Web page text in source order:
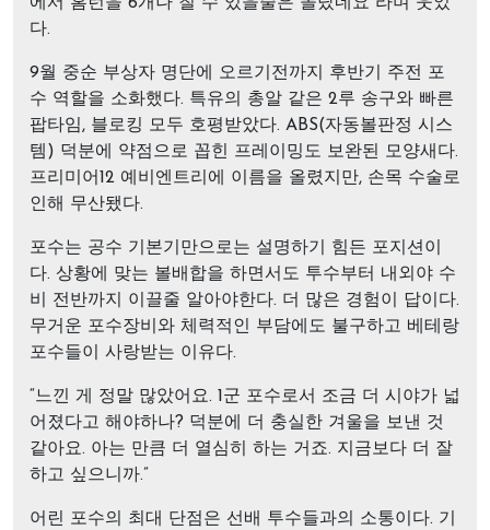
에서 홈런을 6개나 칠 수 있을줄은 몰랐네요”라며 웃었
다.
9월 중순 부상자 명단에 오르기전까지 후반기 주전 포
수 역할을 소화했다. 특유의 총알 같은 2루 송구와 빠른
팝타임, 블로킹 모두 호평받았다. ABS(자동볼판정 시스
템) 덕분에 약점으로 꼽힌 프레이밍도 보완된 모양새다.
프리미어12 예비엔트리에 이름을 올렸지만, 손목 수술로
인해 무산됐다.
포수는 공수 기본기만으로는 설명하기 힘든 포지션이
다. 상황에 맞는 볼배합을 하면서도 투수부터 내외야 수
비 전반까지 이끌줄 알아야한다. 더 많은 경험이 답이다.
무거운 포수장비와 체력적인 부담에도 불구하고 베테랑
포수들이 사랑받는 이유다.
“느낀 게 정말 많았어요. 1군 포수로서 조금 더 시야가 넓
어졌다고 해야하나? 덕분에 더 충실한 겨울을 보낸 것
같아요. 아는 만큼 더 열심히 하는 거죠. 지금보다 더 잘
하고 싶으니까.”
어린 포수의 최대 단점은 선배 투수들과의 소통이다. 기